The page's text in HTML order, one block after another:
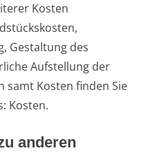
Kosten
Gestaltung des
Aufstellung der
samt Kosten finden Sie
Kosten.
anderen